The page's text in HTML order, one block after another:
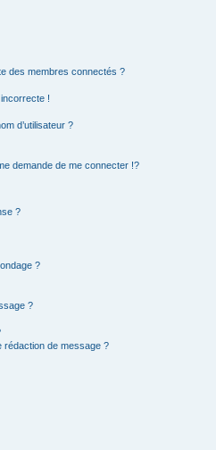
des membres connectés ?
!
d’utilisateur ?
demande de me connecter !?
?
?
?
rédaction de message ?